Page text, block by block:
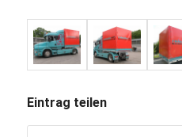
Eintrag teilen